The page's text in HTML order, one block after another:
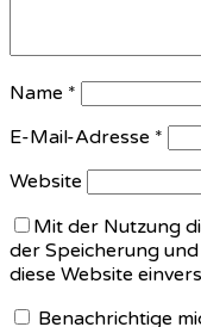
Name *
E-Mail-Adresse *
Website
Mit der Nutzung
der Speicherung
diese Website
Benachrichtige